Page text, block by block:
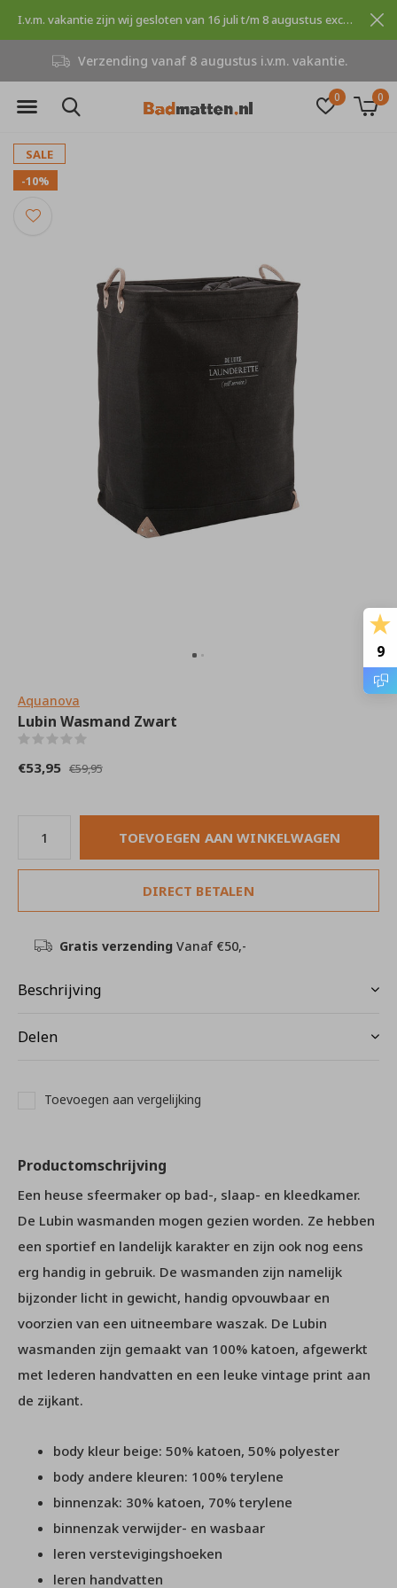
0 0
Niet goed, geld terug
I.v.m. vakantie zijn wij gesloten van 16 juli t/m 8 augustus excuses voor dit ongemak.
SALE
-10%
Aquanova
Lubin Wasmand Zwart
€53,95 €59,95
TOEVOEGEN AAN WINKELWAGEN
DIRECT BETALEN
Gratis verzending Vanaf €50,-
Beschrijving
Delen
Toevoegen aan vergelijking
Productomschrijving
Een heuse sfeermaker op bad-, slaap- en kleedkamer.
De Lubin wasmanden mogen gezien worden. Ze hebben
een sportief en landelijk karakter en zijn ook nog eens
erg handig in gebruik. De wasmanden zijn namelijk
bijzonder licht in gewicht, handig opvouwbaar en
voorzien van een uitneembare waszak. De Lubin
wasmanden zijn gemaakt van 100% katoen, afgewerkt
met lederen handvatten en een leuke vintage print aan
de zijkant.
body kleur beige: 50% katoen, 50% polyester
body andere kleuren: 100% terylene
binnenzak: 30% katoen, 70% terylene
binnenzak verwijder- en wasbaar
leren verstevigingshoeken
leren handvatten
9